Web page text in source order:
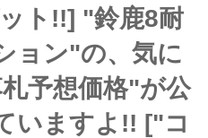
ト!!] "鈴鹿8耐
ョン"の、気に
予想価格"が公
いますよ!! ["コ